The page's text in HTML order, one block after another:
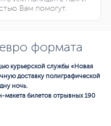
Вам помогут.
формата
курьерской службы «Новая
доставку полиграфической
ночь.
макета билетов отрывных 190